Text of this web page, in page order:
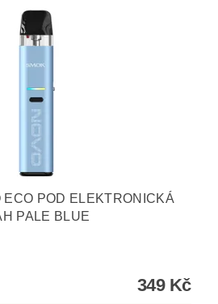
ECO POD ELEKTRONICKÁ
PALE BLUE
349 Kč